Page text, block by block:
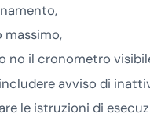
massimo,
no il cronometro
avviso di
le istruzioni di